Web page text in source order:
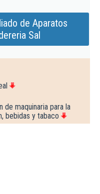
de Aparatos
Sal
de maquinaria para la
bebidas y tabaco